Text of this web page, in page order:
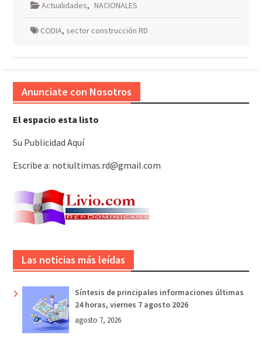
Actualidades, NACIONALES
CODIA, sector construcción RD
Anunciate con Nosotros
El espacio esta listo
Su Publicidad Aquí
Escribe a: notiultimas.rd@gmail.com
Las noticias más leídas
Síntesis de principales informaciones últimas
24 horas, viernes 7 agosto 2026
agosto 7, 2026